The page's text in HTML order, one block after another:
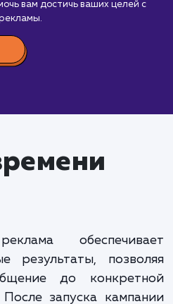
реклама — это мощный
вашей целевой
узнаваемости бренда,
ВКонтакте, Instagram,
включает в себя
создание
объявлений,
рекламы зависит
включая выбранную
размер целевой